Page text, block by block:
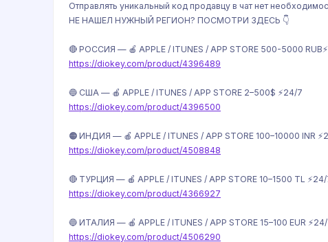
Отправлять уникальный код продавцу в чат нет
НЕ НАШЕЛ НУЖНЫЙ РЕГИОН? ПОСМОТРИ ЗДЕСЬ 👇
🔴 РОССИЯ — 🍎 APPLE / ITUNES / APP STORE 500-5000
https://diokey.com/product/4396489
🔵 США — 🍎 APPLE / ITUNES / APP STORE 2–500$ ⚡️24/7
https://diokey.com/product/4396500
🟠 ИНДИЯ — 🍎 APPLE / ITUNES / APP STORE 100–10000 INR
https://diokey.com/product/4508848
🔴 ТУРЦИЯ — 🍎 APPLE / ITUNES / APP STORE 10–1500 TL
https://diokey.com/product/4366927
🔵 ИТАЛИЯ — 🍎 APPLE / ITUNES / APP STORE 15–100 EUR
https://diokey.com/product/4506290